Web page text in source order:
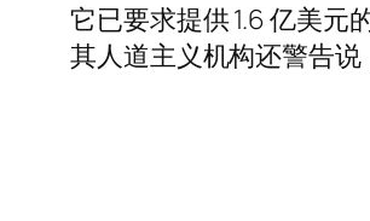
它已要求提供 1.6 亿美元
其人道主义机构还警告